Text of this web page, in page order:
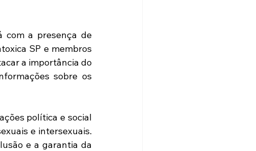
com a presença de
SP e membros
a importância do
sobre os
política e social
e intersexuais.
e a garantia da